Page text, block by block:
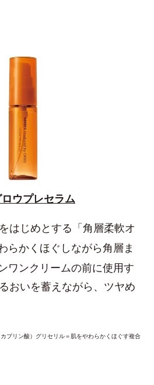
ウプレセラム
はじめとする「角層柔軟オ
らかくほぐしながら角層ま
ワンクリームの前に使用す
おいを蓄えながら、ツヤめ
プリン酸）グリセリル＝肌をやわらかくほぐす複合